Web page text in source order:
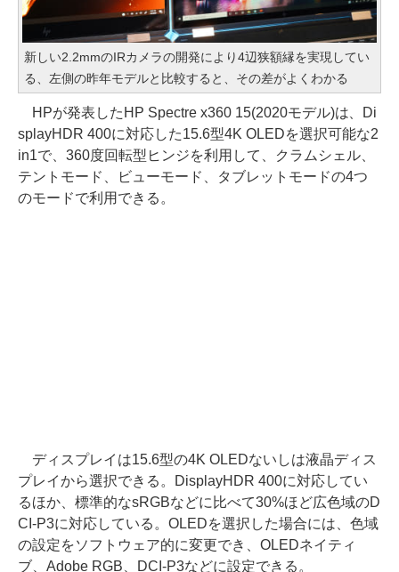
新しい2.2mmのIRカメラの開発により4辺狭額縁を実現してい
る、左側の昨年モデルと比較すると、その差がよくわかる
HPが発表したHP Spectre x360 15(2020モデル)は、Di
splayHDR 400に対応した15.6型4K OLEDを選択可能な2
in1で、360度回転型ヒンジを利用して、クラムシェル、
テントモード、ビューモード、タブレットモードの4つ
のモードで利用できる。
ディスプレイは15.6型の4K OLEDないしは液晶ディス
プレイから選択できる。DisplayHDR 400に対応してい
るほか、標準的なsRGBなどに比べて30%ほど広色域のD
CI-P3に対応している。OLEDを選択した場合には、色域
の設定をソフトウェア的に変更でき、OLEDネイティ
ブ、Adobe RGB、DCI-P3などに設定できる。